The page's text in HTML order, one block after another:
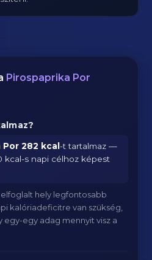
Pirospaprika Por
Por 282 kcal-t tartalmaz —
kcal-s napi célhoz képest
hely legfontosabb
kalóriadeficitre van szükség,
egy-egy adag mennyit visz a